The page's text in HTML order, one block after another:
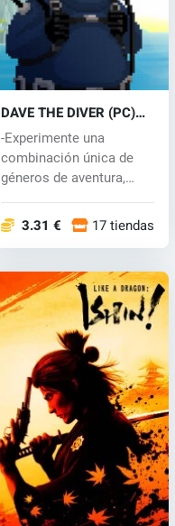
DAVE THE DIVER (PC)
key
-Experimente una
combinación única de
géneros de aventura,
3.31 € 17 tiendas